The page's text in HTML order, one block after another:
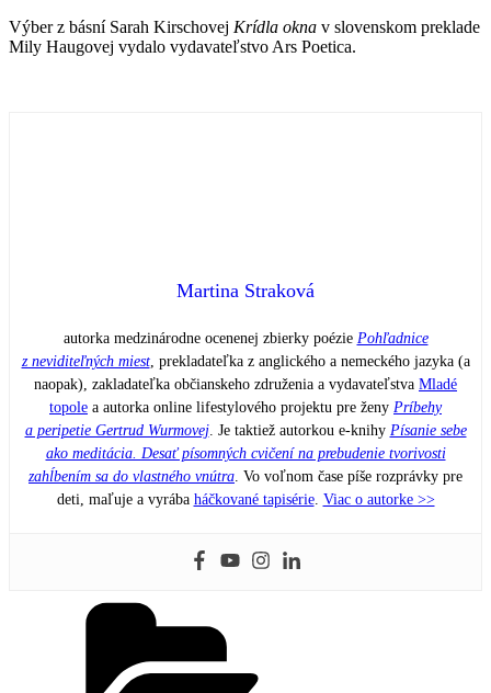
Výber z básní Sarah Kirschovej Krídla okna v slovenskom preklade
Mily Haugovej vydalo vydavateľstvo Ars Poetica.
Martina Straková
autorka medzinárodne ocenenej zbierky poézie Pohľadnice
z neviditeľných miest, prekladateľka z anglického a nemeckého jazyka (a
naopak), zakladateľka občianskeho združenia a vydavateľstva Mladé
topole a autorka online lifestylového projektu pre ženy Príbehy
a peripetie Gertrud Wurmovej. Je taktiež autorkou e-knihy Písanie sebe
ako meditácia. Desať písomných cvičení na prebudenie tvorivosti
zahĺbením sa do vlastného vnútra . Vo voľnom čase píše rozprávky pre
deti, maľuje a vyrába háčkované tapisérie. Viac o autorke >>